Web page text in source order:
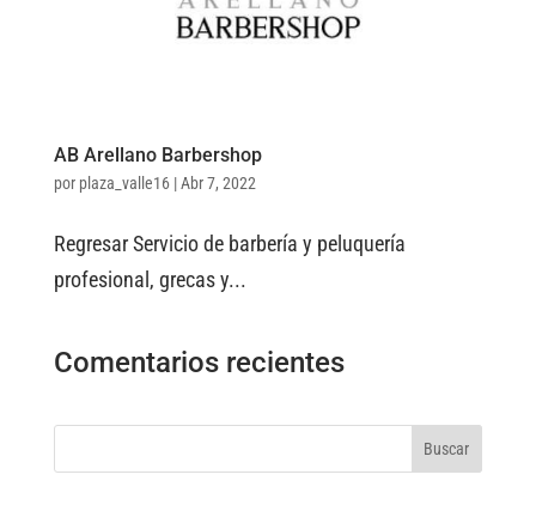
AB Arellano Barbershop
por plaza_valle16|Abr 7, 2022
Regresar Servicio de barbería y peluquería
profesional, grecas y...
Comentarios recientes